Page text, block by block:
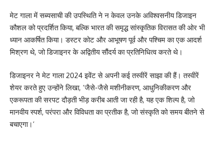
मेट गाला में सब्यसाची की उपस्थिति ने न केवल उनके अविश्वसनीय डिजाइन
कौशल को प्रदर्शित किया, बल्कि भारत की समृद्ध सांस्कृतिक विरासत की ओर भी
ध्यान आकर्षित किया। डस्टर कोट और आभूषण पूर्व और पश्चिम का एक आदर्श
मिश्रण थे, जो डिजाइनर के अद्वितीय सौंदर्य का प्रतिनिधित्व करते थे।
डिजाइनर ने मेट गाला 2024 इवेंट से अपनी कई तस्वीरें साझा की हैं। तस्वीरें
शेयर करते हुए उन्होंने लिखा, ‘जैसे-जैसे मशीनीकरण, आधुनिकीकरण और
एकरूपता की सरपट दौड़ती भीड़ करीब आती जा रही है, यह एक शिल्प है, जो
मानवीय स्पर्श, परंपरा और विविधता का प्रतीक है, जो संस्कृति को समय बीतने से
बचाएगा।’